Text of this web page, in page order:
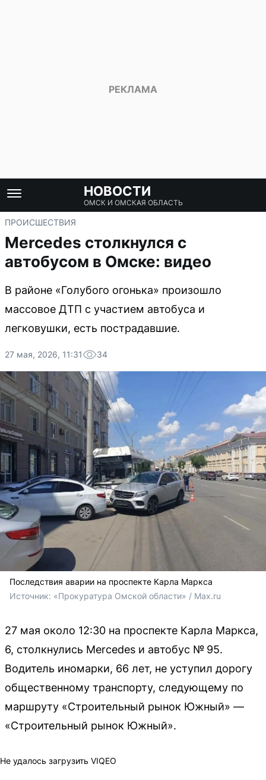
НОВОСТИ
ОМСК И ОМСКАЯ ОБЛАСТЬ
ПРОИСШЕСТВИЯ
Mercedes столкнулся с
автобусом в Омске: видео
В районе «Голубого огонька» произошло
массовое ДТП с участием автобуса и
легковушки, есть пострадавшие.
27 мая, 2026, 11:31 34
Последствия аварии на проспекте Карла Маркса
Источник: «Прокуратура Омской области» / Max.ru
27 мая около 12:30 на проспекте Карла Маркса,
6, столкнулись Mercedes и автобус № 95.
Водитель иномарки, 66 лет, не уступил дорогу
общественному транспорту, следующему по
маршруту «Строительный рынок Южный» —
«Строительный рынок Южный».
Не удалось загрузить VIQEO